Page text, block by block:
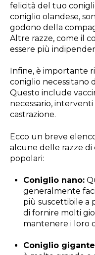
felicità del tuo
coniglio olandese,
godono della
Altre razze, come il
essere più
Infine, è importante
coniglio necessitano
Questo include
necessario,
castrazione.
Ecco un breve
alcune delle razze di
popolari:
Coniglio nano:
generalmente
più suscettibile a
di fornire molti
mantenere i loro
Coniglio